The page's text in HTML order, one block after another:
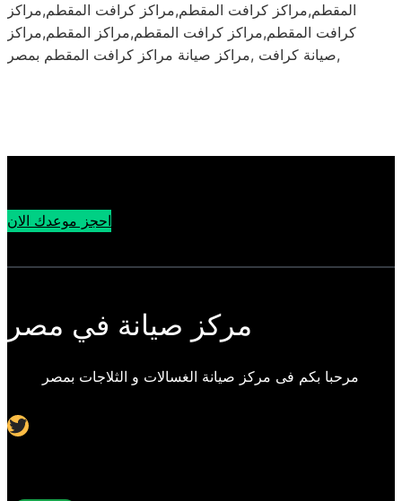
المقطم,مراكز كرافت المقطم,مراكز كرافت المقطم,مراكز
كرافت المقطم,مراكز كرافت المقطم,مراكز المقطم,مراكز
صيانة كرافت ,مراكز صيانة مراكز كرافت المقطم بمصر,
احجز موعدك الان
مركز صيانة في مصر
مرحبا بكم فى مركز صيانة الغسالات و الثلاجات بمصر
Twitter